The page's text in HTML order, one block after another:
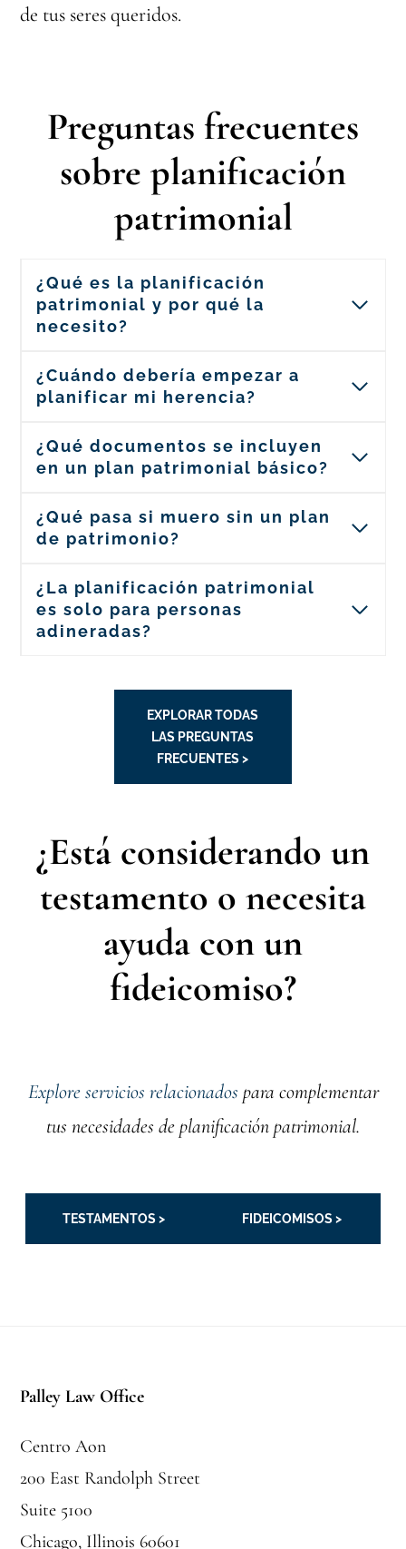
de tus seres queridos.
Preguntas frecuentes
sobre planificación
patrimonial
¿Qué es la planificación
patrimonial y por qué la
necesito?
¿Cuándo debería empezar a
planificar mi herencia?
¿Qué documentos se incluyen
en un plan patrimonial básico?
¿Qué pasa si muero sin un plan
de patrimonio?
¿La planificación patrimonial
es solo para personas
adineradas?
EXPLORAR TODAS
LAS PREGUNTAS
FRECUENTES >
¿Está considerando un
testamento o necesita
ayuda con un
fideicomiso?
Explore servicios relacionados para complementar
tus necesidades de planificación patrimonial.
TESTAMENTOS > FIDEICOMISOS >
de
página
Palley Law Office
Centro Aon
200 East Randolph Street
Suite 5100
Chicago, Illinois 60601